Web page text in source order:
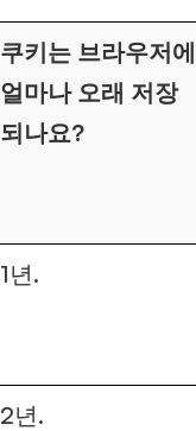
쿠키는 브라우저에
얼마나 오래 저장
되나요?
1년.
2년.